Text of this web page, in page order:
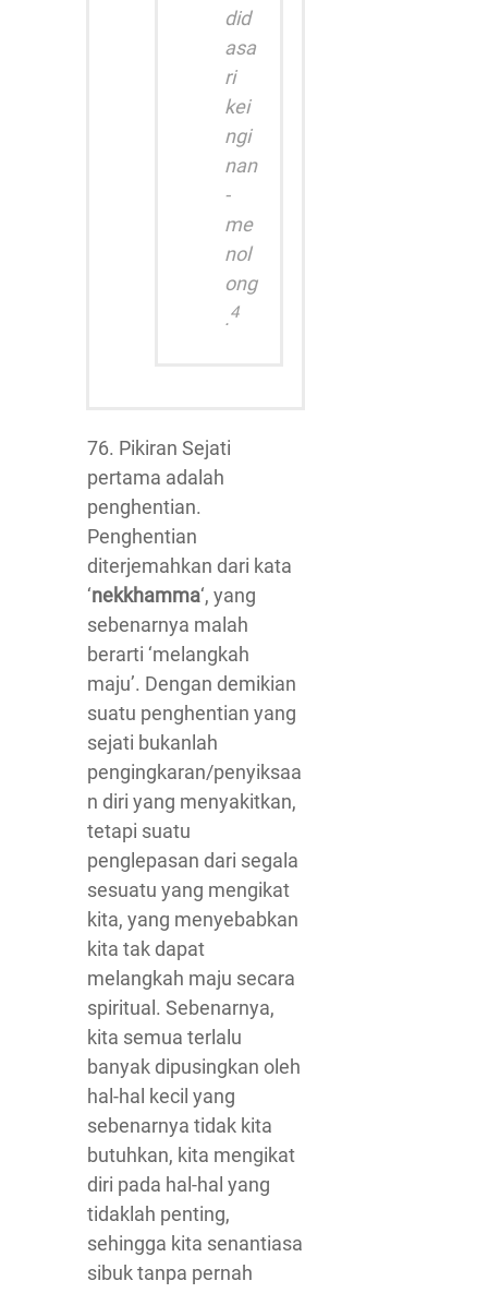
did
asa
ri
kei
ngi
nan
-
me
nol
ong
.4
76. Pikiran Sejati
pertama adalah
penghentian.
Penghentian
diterjemahkan dari kata
‘nekkhamma‘, yang
sebenarnya malah
berarti ‘melangkah
maju’. Dengan demikian
suatu penghentian yang
sejati bukanlah
pengingkaran/penyiksaa
n diri yang menyakitkan,
tetapi suatu
penglepasan dari segala
sesuatu yang mengikat
kita, yang menyebabkan
kita tak dapat
melangkah maju secara
spiritual. Sebenarnya,
kita semua terlalu
banyak dipusingkan oleh
hal-hal kecil yang
sebenarnya tidak kita
butuhkan, kita mengikat
diri pada hal-hal yang
tidaklah penting,
sehingga kita senantiasa
sibuk tanpa pernah